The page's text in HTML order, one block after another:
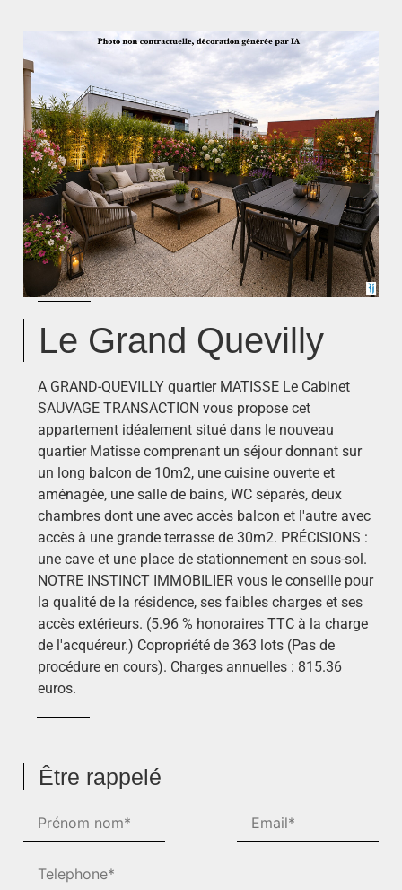
Le Grand Quevilly
A GRAND-QUEVILLY quartier MATISSE Le Cabinet
SAUVAGE TRANSACTION vous propose cet
appartement idéalement situé dans le nouveau
quartier Matisse comprenant un séjour donnant sur
un long balcon de 10m2, une cuisine ouverte et
aménagée, une salle de bains, WC séparés, deux
chambres dont une avec accès balcon et l'autre avec
accès à une grande terrasse de 30m2. PRÉCISIONS :
une cave et une place de stationnement en sous-sol.
NOTRE INSTINCT IMMOBILIER vous le conseille pour
la qualité de la résidence, ses faibles charges et ses
accès extérieurs. (5.96 % honoraires TTC à la charge
de l'acquéreur.) Copropriété de 363 lots (Pas de
procédure en cours). Charges annuelles : 815.36
euros.
Être rappelé